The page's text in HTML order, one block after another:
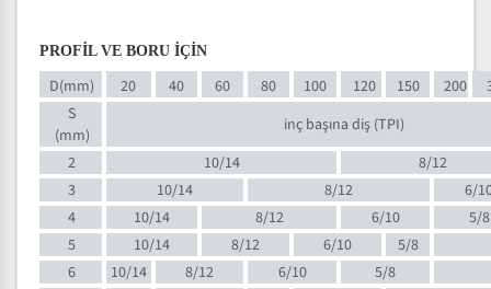
PROFİL VE BORU İÇİN
D(mm) 20 40 60 80 100 120 150 200
S
(mm)
inç başına diş (TPI)
2
10/14
8/12
3
10/14 8/12
6/
4
10/14 8/12 6/10
5/8
5
10/14 8/12 6/10
5/8
6
10/14 8/12 6/10
5/8